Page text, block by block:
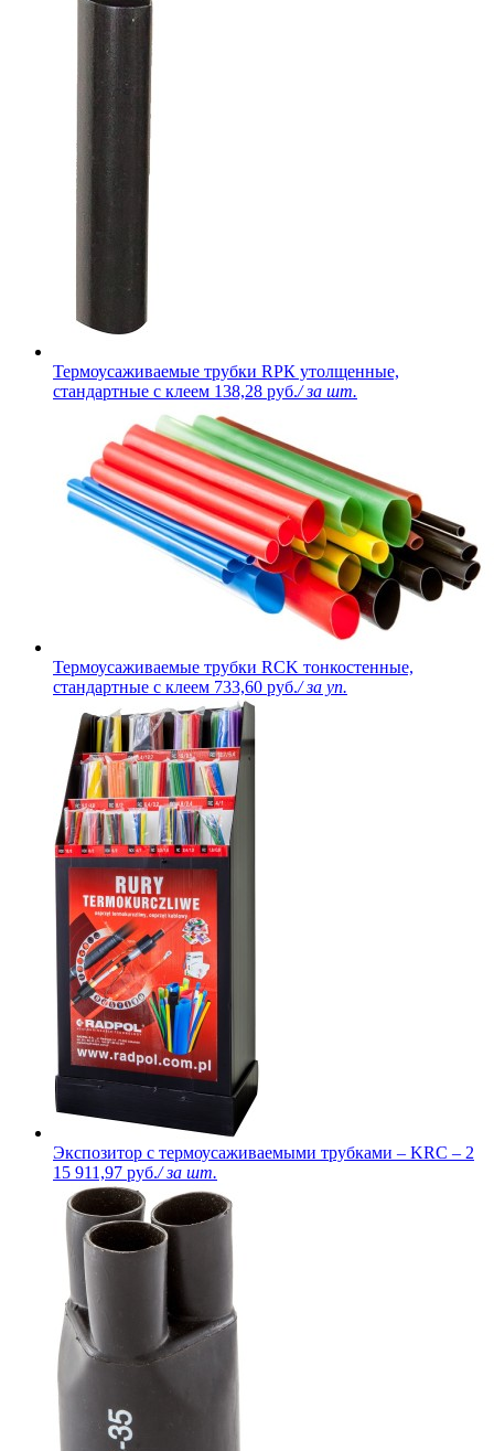
Термоусаживаемые трубки RPК утолщенные,
стандартные с клеем 138,28 руб./ за шт.
Термоусаживаемые трубки RCK тонкостенные,
стандартные с клеем 733,60 руб./ за уп.
Экспозитор с термоусаживаемыми трубками – KRC – 2
15 911,97 руб./ за шт.